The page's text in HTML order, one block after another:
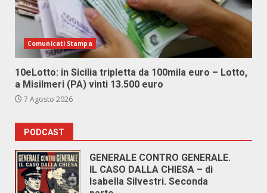
Comunicati Stampa
10eLotto: in Sicilia tripletta da 100mila euro – Lotto,
a Misilmeri (PA) vinti 13.500 euro
7 Agosto 2026
PODCAST
GENERALE CONTRO GENERALE.
IL CASO DALLA CHIESA – di
Isabella Silvestri. Seconda